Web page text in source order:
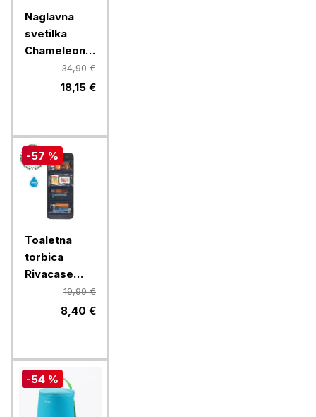
Naglavna
svetilka
Chameleon
B2SX - LED
polnilna
- črna
34,90 €
18,15 €
-57 %
Toaletna
torbica
Rivacase
ECO 840819,99 €
8,40 €
-54 %